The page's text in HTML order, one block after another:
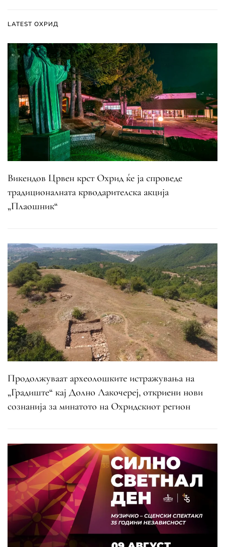
LATEST ОХРИД
Викендов Црвен крст Охрид ќе ја спроведе
традиционалната крводарителска акција
„Плаошник“
Продолжуваат археолошките истражувања на
„Градиште“ кај Долно Лакочереј, откриени нови
сознанија за минатото на Охридскиот регион